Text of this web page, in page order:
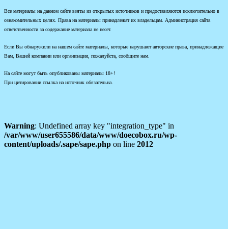
Все материалы на данном сайте взяты из открытых источников и предоставляются исключительно в
ознакомительных целях. Права на материалы принадлежат их владельцам. Администрация сайта
ответственности за содержание материала не несет.
Если Вы обнаружили на нашем сайте материалы, которые нарушают авторские права, принадлежащие
Вам, Вашей компании или организации, пожалуйста, сообщите нам.
На сайте могут быть опубликованы материалы 18+!
При цитировании ссылка на источник обязательна.
Warning: Undefined array key "integration_type" in
/var/www/user655586/data/www/doecobox.ru/wp-
content/uploads/.sape/sape.php on line 2012